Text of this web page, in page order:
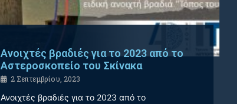
Ανοιχτές βραδιές για το 2023 από το
Αστεροσκοπείο του Σκίνακα
2 Σεπτεμβρίου, 2023
Ανοιχτές βραδιές για το 2023 από το